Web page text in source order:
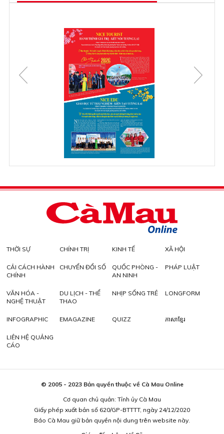
THỜI SỰ CHÍNH TRỊ KINH TẾ XÃ HỘI
CẢI CÁCH HÀNH
CHÍNH
CHUYỂN ĐỔI SỐ
QUỐC PHÒNG -
AN NINH
PHÁP LUẬT
VĂN HÓA -
NGHỆ THUẬT
DU LỊCH - THỂ
THAO
NHỊP SỐNG TRẺ LONGFORM
INFOGRAPHIC EMAGAZINE QUIZZ ភាសាខ្មែរ
LIÊN HỆ QUẢNG
CÁO
© 2005 - 2023 Bản quyền thuộc về Cà Mau Online
Cơ quan chủ quản: Tỉnh ủy Cà Mau
Giấy phép xuất bản số 620/GP-BTTTT, ngày 24/12/2020
Báo Cà Mau giữ bản quyền nội dung trên website này.